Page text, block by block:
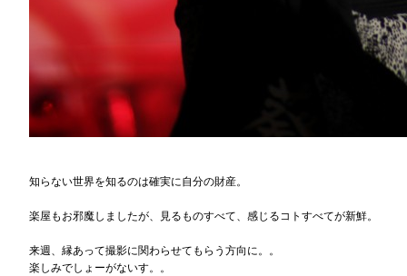
知らない世界を知るのは確実に自分の財産。
楽屋もお邪魔しましたが、見るものすべて、感じるコトすべてが新鮮。
来週、縁あって撮影に関わらせてもらう方向に。。
楽しみでしょーがないす。。